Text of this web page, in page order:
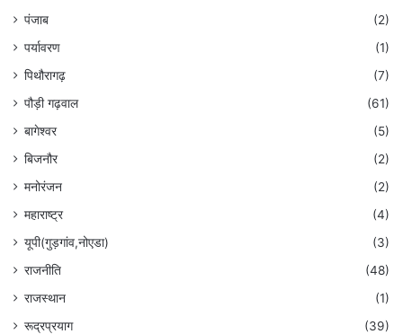
पंजाब
(2)
पर्यावरण
(1)
पिथौरागढ़
(7)
पौड़ी गढ़वाल
(61)
बागेश्वर
(5)
बिजनौर
(2)
मनोरंजन
(2)
महाराष्ट्र
(4)
यूपी(गुड़गांव,नोएडा)
(3)
राजनीति
(48)
राजस्थान
(1)
रूद्रप्रयाग
(39)